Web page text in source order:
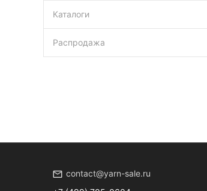
Каталоги
Распродажа
contact@yarn-sale.ru